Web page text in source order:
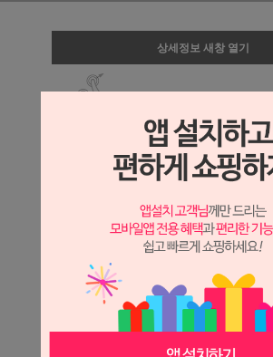
상세정보 새창 열기